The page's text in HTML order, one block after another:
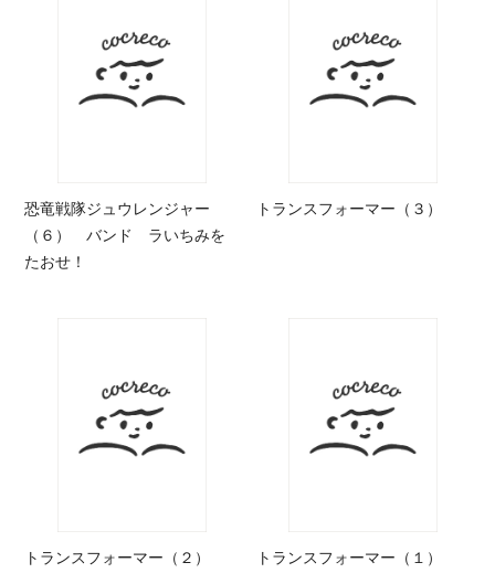
恐竜戦隊ジュウレンジャー
（６） バンド ラいちみを
たおせ！
トランスフォーマー（３）
トランスフォーマー（２） トランスフォーマー（１）